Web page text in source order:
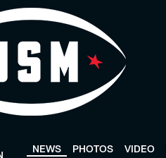
NEWS PHOTOS VIDEO